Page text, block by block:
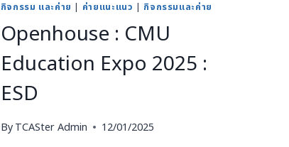
กิจกรรม และค่าย ค่ายแนะแนว กิจกรรมและค่าย
Openhouse : CMU
Education Expo 2025 :
ESD
By TCASter Admin 12/01/2025